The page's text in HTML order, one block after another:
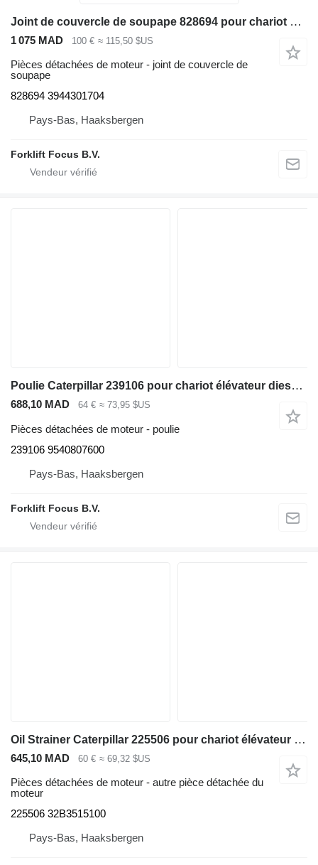
Joint de couvercle de soupape 828694 pour chariot élévateur diesel Linde H40-50 Series 394
1 075 MAD 100 € ≈ 115,50 $US
Pièces détachées de moteur - joint de couvercle de
soupape
828694 3944301704
Pays-Bas, Haaksbergen
Forklift Focus B.V.
Poulie Caterpillar 239106 pour chariot élévateur diesel Caterpillar DP40-50 / GP40-50
688,10 MAD 64 € ≈ 73,95 $US
Pièces détachées de moteur - poulie
239106 9540807600
Pays-Bas, Haaksbergen
Forklift Focus B.V.
Oil Strainer Caterpillar 225506 pour chariot élévateur diesel Caterpillar DP50-70
645,10 MAD 60 € ≈ 69,32 $US
Pièces détachées de moteur - autre pièce détachée du
moteur
225506 32B3515100
Pays-Bas, Haaksbergen